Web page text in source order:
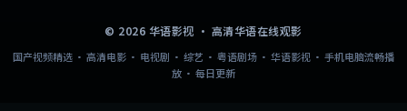
© 2026 华语影视 · 高清华语在线观影
国产视频精选 · 高清电影 · 电视剧 · 综艺 · 粤语剧场 · 华语影视 · 手机电脑流畅播
放 · 每日更新